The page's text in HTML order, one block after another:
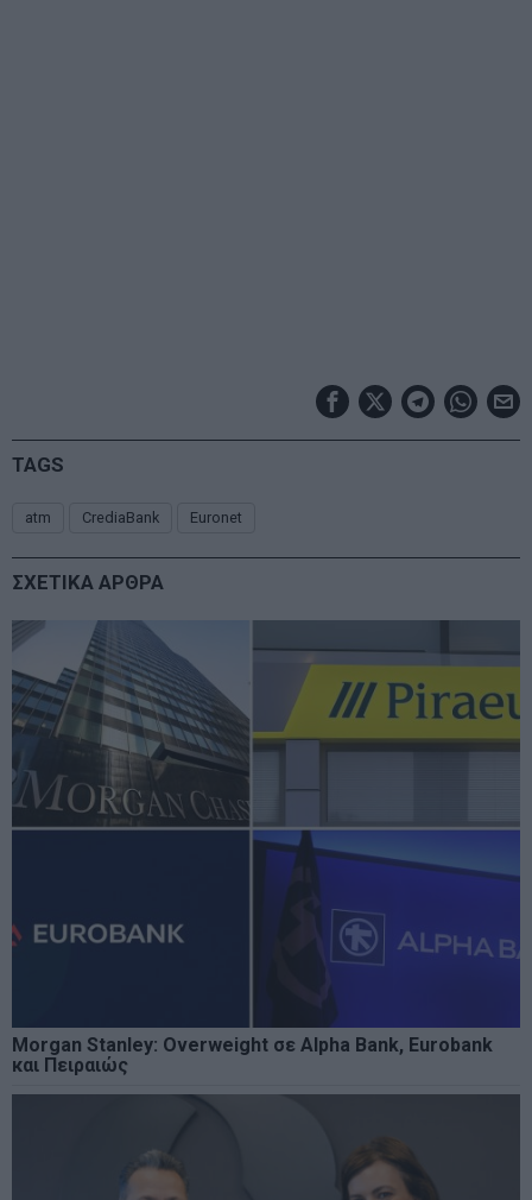
TAGS
atm CrediaBank Euronet
ΣΧΕΤΙΚΑ ΑΡΘΡΑ
Morgan Stanley: Overweight σε Alpha Bank, Eurobank
και Πειραιώς